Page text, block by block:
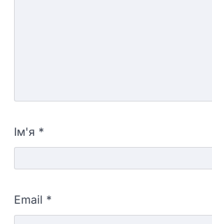
Ім'я *
Email *